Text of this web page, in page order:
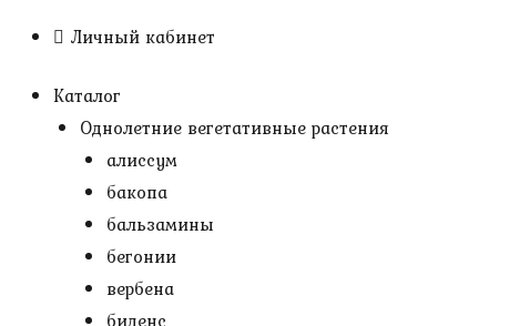
Личный кабинет
Каталог
Однолетние вегетативные растения
алиссум
бакопа
бальзамины
бегонии
вербена
биденс